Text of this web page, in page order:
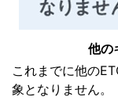
他の
これまでに他の
象となりません。